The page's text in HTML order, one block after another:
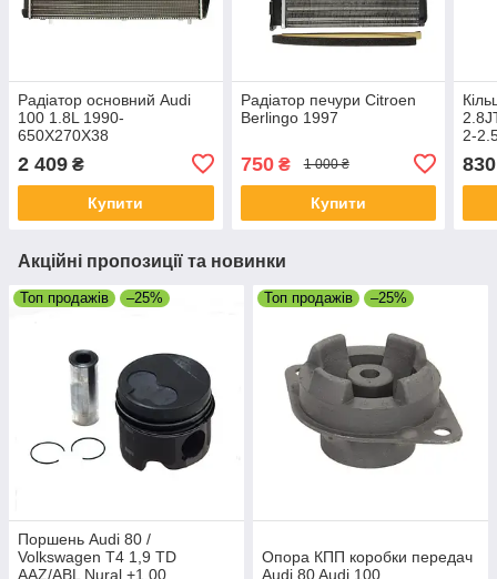
Радіатор основний Audi
100 1.8L 1990-
650X270X38
2 409 ₴
Купити
Радіатор печури Citroen
Berlingo 1997
750₴ 1 000 ₴
Купити
2-
830
Акційні пропозиції та новинки
Топ продажів –25%
Поршень Audi 80 /
Volkswagen T4 1,9 TD
AAZ/ABL Nural +1,00
Топ продажів –25%
Опора КПП коробки передач
Audi 80 Audi 100